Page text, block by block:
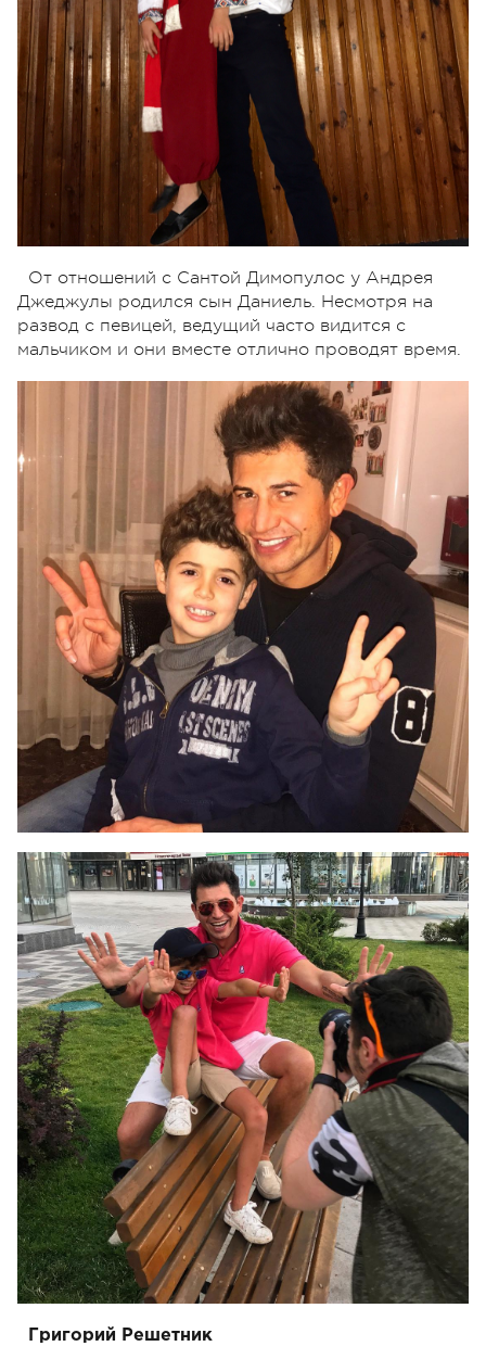
От отношений с Сантой Димопулос у Андрея
Джеджулы родился сын Даниель. Несмотря на
развод с певицей, ведущий часто видится с
мальчиком и они вместе отлично проводят время.
Григорий Решетник